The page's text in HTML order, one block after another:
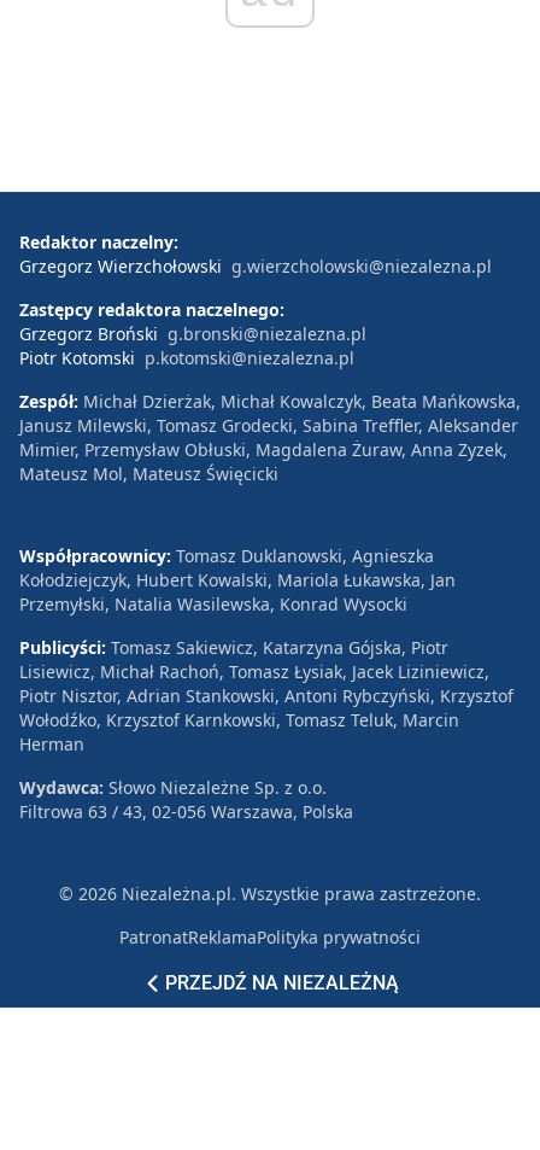
PRZEJDŹ NA NIEZALEŻNĄ
Redaktor naczelny:
Grzegorz Wierzchołowski g.wierzcholowski@niezalezna.pl
Zastępcy redaktora naczelnego:
Grzegorz Broński g.bronski@niezalezna.pl
Piotr Kotomski p.kotomski@niezalezna.pl
Zespół: Michał Dzierżak, Michał Kowalczyk, Beata Mańkowska,
Janusz Milewski, Tomasz Grodecki, Sabina Treffler, Aleksander
Mimier, Przemysław Obłuski, Magdalena Żuraw, Anna Zyzek,
Mateusz Mol, Mateusz Święcicki
Współpracownicy: Tomasz Duklanowski, Agnieszka
Kołodziejczyk, Hubert Kowalski, Mariola Łukawska, Jan
Przemyłski, Natalia Wasilewska, Konrad Wysocki
Publicyści: Tomasz Sakiewicz, Katarzyna Gójska, Piotr
Lisiewicz, Michał Rachoń, Tomasz Łysiak, Jacek Liziniewicz,
Piotr Nisztor, Adrian Stankowski, Antoni Rybczyński, Krzysztof
Wołodźko, Krzysztof Karnkowski, Tomasz Teluk, Marcin
Herman
Wydawca: Słowo Niezależne Sp. z o.o.
Filtrowa 63 / 43, 02-056 Warszawa, Polska
© 2026 Niezależna.pl. Wszystkie prawa zastrzeżone.
PatronatReklamaPolityka prywatności